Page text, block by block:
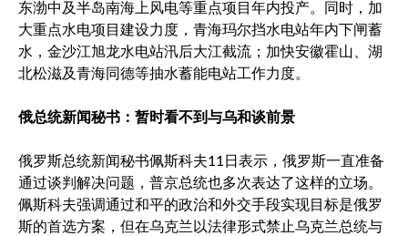
东渤中及半岛南海上风电等重点项目年内投产。同时，加
大重点水电项目建设力度，青海玛尔挡水电站年内下闸蓄
水，金沙江旭龙水电站汛后大江截流；加快安徽霍山、湖
北松滋及青海同德等抽水蓄能电站工作力度。
俄总统新闻秘书：暂时看不到与乌和谈前景
俄罗斯总统新闻秘书佩斯科夫11日表示，俄罗斯一直准备
通过谈判解决问题，普京总统也多次表达了这样的立场。
佩斯科夫强调通过和平的政治和外交手段实现目标是俄罗
斯的首选方案，但在乌克兰以法律形式禁止乌克兰总统与